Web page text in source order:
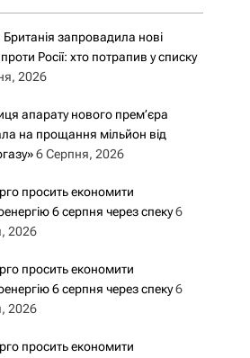
у
запровадила нові
проти Росії: хто потрапив у списку
2026
апарату нового прем’єра
на прощання мільйон від
6 Серпня, 2026
просить економити
6 серпня через спеку 6
2026
просить економити
6 серпня через спеку 6
2026
просить економити